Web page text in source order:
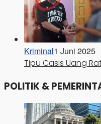
Kriminal1 Juni 2025
Tipu Casis Uang
POLITIK &